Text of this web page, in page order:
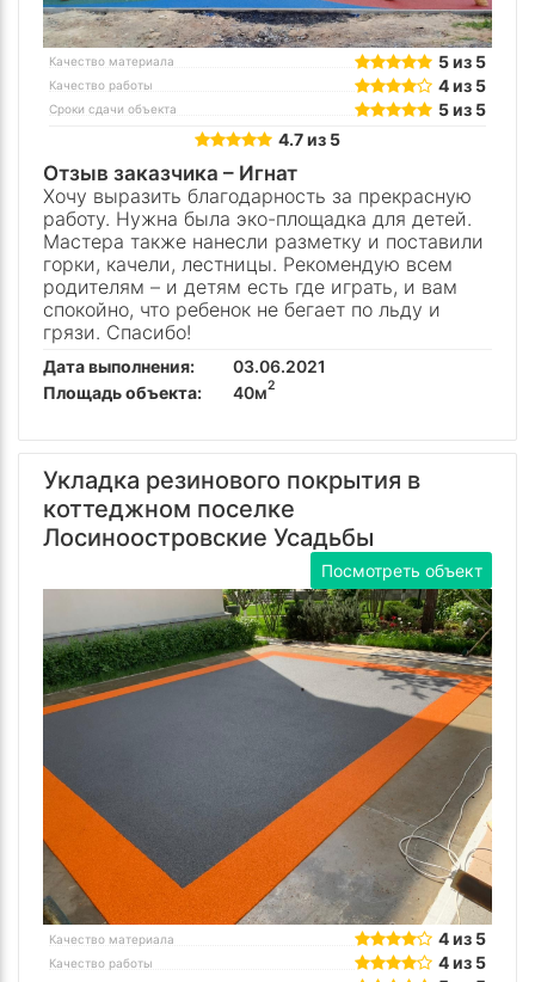
Качество материала 5 из 5
Качество работы 4 из 5
Сроки сдачи объекта
5 из 5
4.7 из 5
Отзыв заказчика – Игнат
Хочу выразить благодарность за прекрасную
работу. Нужна была эко-площадка для детей.
Мастера также нанесли разметку и поставили
горки, качели, лестницы. Рекомендую всем
родителям – и детям есть где играть, и вам
спокойно, что ребенок не бегает по льду и
грязи. Спасибо!
Дата выполнения:
03.06.2021
Площадь объекта:
40м2
Укладка резинового покрытия в
коттеджном поселке
Лосиноостровские Усадьбы
Посмотреть объект
Качество материала 4 из 5
Качество работы 4 из 5